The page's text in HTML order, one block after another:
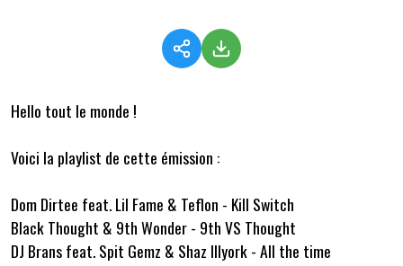
Hello tout le monde !
Voici la playlist de cette émission :
Dom Dirtee feat. Lil Fame & Teflon - Kill Switch
Black Thought & 9th Wonder - 9th VS Thought
DJ Brans feat. Spit Gemz & Shaz Illyork - All the time